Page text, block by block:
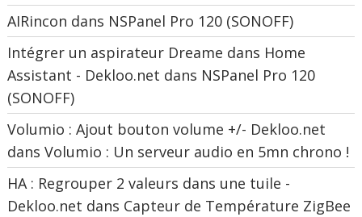
AIRincon dans NSPanel Pro 120 (SONOFF)
Intégrer un aspirateur Dreame dans Home
Assistant - Dekloo.net dans NSPanel Pro 120
(SONOFF)
Volumio : Ajout bouton volume +/- Dekloo.net
dansVolumio : Un serveur audio en 5mn chrono !
HA : Regrouper 2 valeurs dans une tuile -
Dekloo.net dans Capteur de Température ZigBee